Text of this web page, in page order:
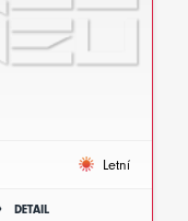
Letní
DETAIL